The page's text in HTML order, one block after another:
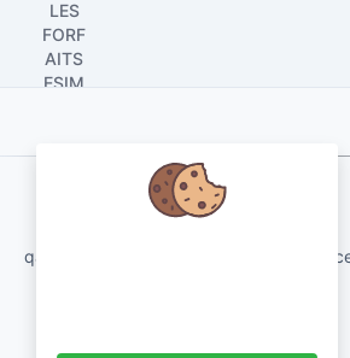
qartvelo.com free online tools and